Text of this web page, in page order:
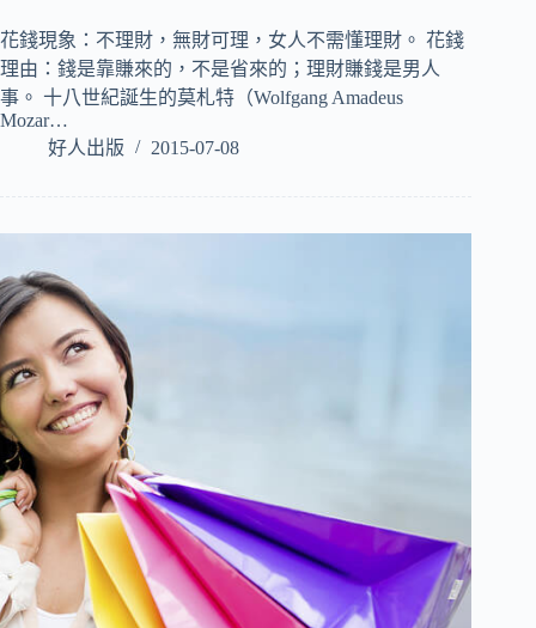
花錢現象：不理財，無財可理，女人不需懂理財。 花錢
理由：錢是靠賺來的，不是省來的；理財賺錢是男人
事。 十八世紀誕生的莫札特（Wolfgang Amadeus
Mozar…
好人出版
2015-07-08